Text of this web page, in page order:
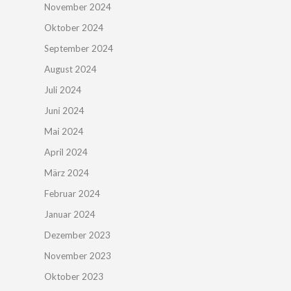
November 2024
Oktober 2024
September 2024
August 2024
Juli 2024
Juni 2024
Mai 2024
April 2024
März 2024
Februar 2024
Januar 2024
Dezember 2023
November 2023
Oktober 2023